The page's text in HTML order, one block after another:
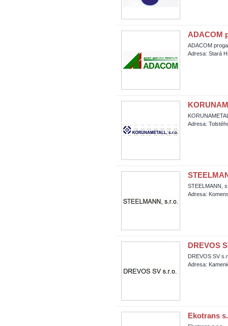
ADACOM
ADACOM
Adresa: Stará
Adresa:
STEELMANN,
Adresa:
DREVOS
DREVOS SV
Adresa:
Ekotrans